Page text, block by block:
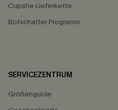
Cupshe Lieferkette
Botschafter Programm
SERVICEZENTRUM
Größenguide